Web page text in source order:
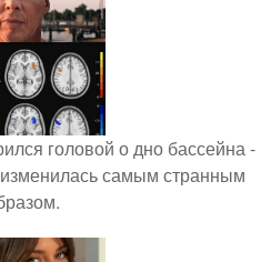
головой о дно бассейна -
изменилась самым странным